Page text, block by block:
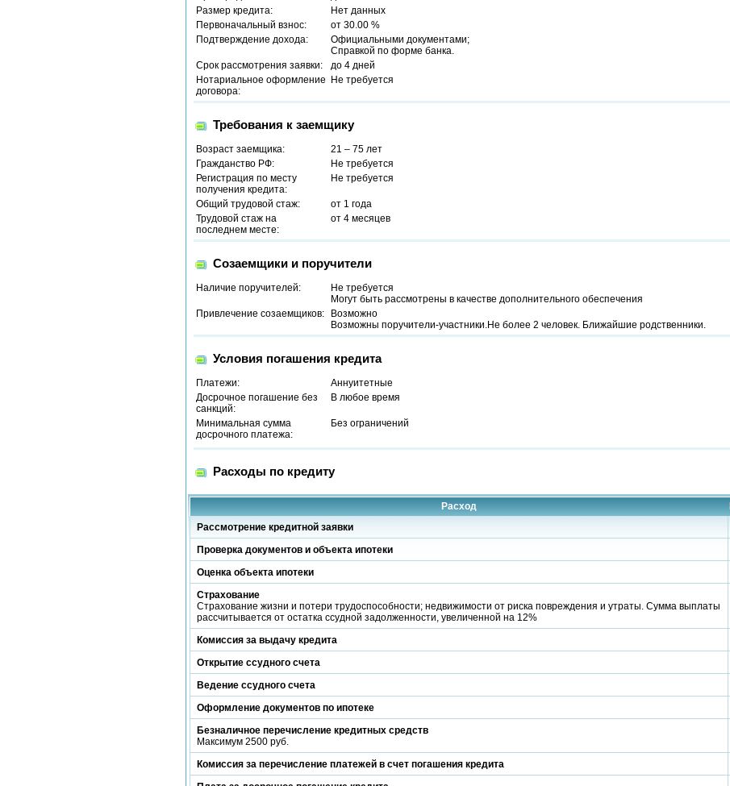
Размер кредита:
Нет данных
Первоначальный взнос:
от 30.00 %
Подтверждение дохода:
Официальными документами;
Справкой по форме банка.
Срок рассмотрения заявки:
до 4 дней
Нотариальное оформление
договора:
Не требуется
Требования к заемщику
Возраст заемщика:
21 – 75 лет
Гражданство РФ:
Не требуется
Регистрация по месту
получения кредита:
Не требуется
Общий трудовой стаж:
от 1 года
Трудовой стаж на
последнем месте:
от 4 месяцев
Созаемщики и поручители
Наличие поручителей:
Не требуется
Могут быть рассмотрены в качестве дополнительного обеспечения
Привлечение созаемщиков:
Возможно
Возможны поручители-участники.Не более 2 человек. Ближайшие родственники.
Условия погашения кредита
Платежи:
Аннуитетные
Досрочное погашение без
санкций:
В любое время
Минимальная сумма
досрочного платежа:
Без ограничений
Расходы по кредиту
Расход
Рассмотрение кредитной заявки
Проверка документов и объекта ипотеки
Оценка объекта ипотеки
Страхование
Страхование жизни и потери трудоспособности; недвижимости от риска повреждения и утраты. Сумма выплаты
рассчитывается от остатка ссудной задолженности, увеличенной на 12%
Комиссия за выдачу кредита
Открытие ссудного счета
Ведение ссудного счета
Оформление документов по ипотеке
Безналичное перечисление кредитных средств
Максимум 2500 руб.
Комиссия за перечисление платежей в счет погашения кредита